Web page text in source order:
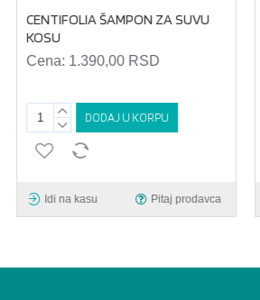
CENTIFOLIA ŠAMPON ZA SUVU
KOSU
Cena:1.390,00 RSD
DODAJ U KORPU
Idi na kasu Pitaj prodavca